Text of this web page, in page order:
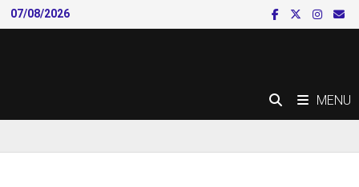
Skip
to
07/08/2026
MENU